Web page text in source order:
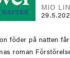
MIO
föder på natten
roman